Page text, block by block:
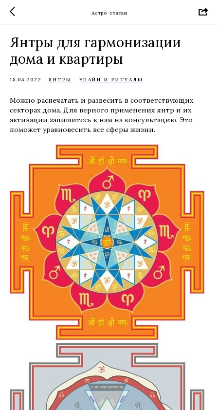
Астро-статьи
Янтры для гармонизации
дома и квартиры
15.05.2022 ЯНТРЫ УПАЙИ И РИТУАЛЫ
Можно распечатать и развесить в соответствующих
секторах дома. Для верного применения янтр и их
активации запишитесь к нам на консультацию. Это
поможет уравновесить все сферы жизни.